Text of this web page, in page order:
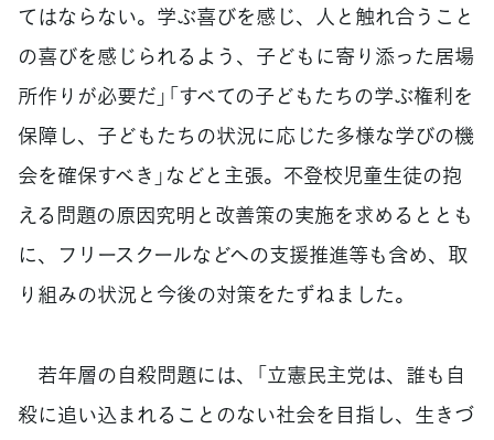
てはならない。学ぶ喜びを感じ、人と触れ合うこと
の喜びを感じられるよう、子どもに寄り添った居場
所作りが必要だ」「すべての子どもたちの学ぶ権利を
保障し、子どもたちの状況に応じた多様な学びの機
会を確保すべき」などと主張。不登校児童生徒の抱
える問題の原因究明と改善策の実施を求めるととも
に、フリースクールなどへの支援推進等も含め、取
り組みの状況と今後の対策をたずねました。
若年層の自殺問題には、「立憲民主党は、誰も自
殺に追い込まれることのない社会を目指し、生きづ